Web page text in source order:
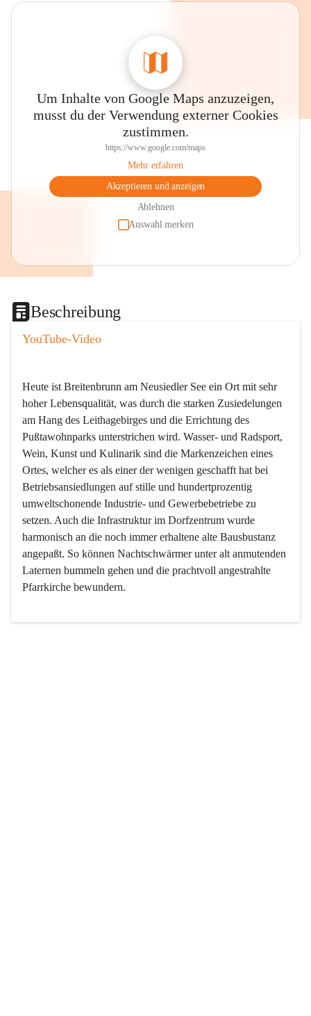
Um Inhalte von Google Maps anzuzeigen,
musst du der Verwendung externer Cookies
zustimmen.
https://www.google.com/maps
Mehr erfahren
Akzeptieren und anzeigen
Ablehnen
Auswahl merken
Beschreibung
YouTube-Video
Heute ist Breitenbrunn am Neusiedler See ein Ort mit sehr
hoher Lebensqualität, was durch die starken Zusiedelungen
am Hang des Leithagebirges und die Errichtung des
Pußtawohnparks unterstrichen wird. Wasser- und Radsport,
Wein, Kunst und Kulinarik sind die Markenzeichen eines
Ortes, welcher es als einer der wenigen geschafft hat bei
Betriebsansiedlungen auf stille und hundertprozentig
umweltschonende Industrie- und Gewerbebetriebe zu
setzen. Auch die Infrastruktur im Dorfzentrum wurde
harmonisch an die noch immer erhaltene alte Bausbustanz
angepaßt. So können Nachtschwärmer unter alt anmutenden
Laternen bummeln gehen und die prachtvoll angestrahlte
Pfarrkirche bewundern.
Der Weinbau dominert heute nicht mehr, ist aber integrativer